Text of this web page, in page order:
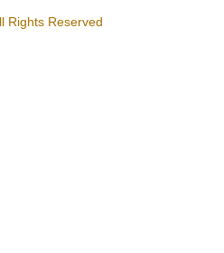
Rights Reserved